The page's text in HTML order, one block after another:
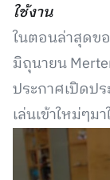
ใช้งาน
ในตอนล่าสุดข
มิถุนายน
ประกาศเปิดป
เล่นเข้าใหม่ๆ